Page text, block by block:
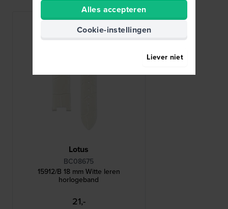
Lotus
BC08675
15912/B 18 mm Witte leren
horlogeband
21,-
Alles accepteren
Cookie-instellingen
Liever niet